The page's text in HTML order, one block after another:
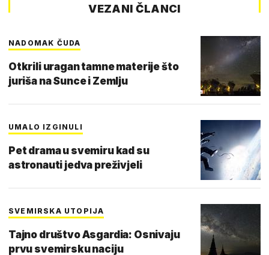
VEZANI ČLANCI
NADOMAK ČUDA
Otkrili uragan tamne materije što
juriša na Sunce i Zemlju
UMALO IZGINULI
Pet drama u svemiru kad su
astronauti jedva preživjeli
SVEMIRSKA UTOPIJA
Tajno društvo Asgardia: Osnivaju
prvu svemirsku naciju